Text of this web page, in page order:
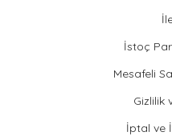
İstoç
Mesafeli
Gizlilik
İptal ve